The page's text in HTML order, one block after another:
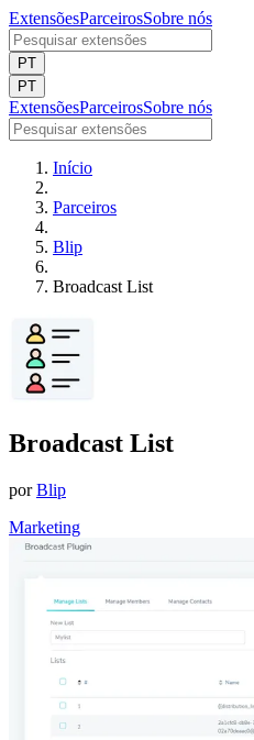
ExtensõesParceirosSobre nós
PT
PT
ExtensõesParceirosSobre nós
Início
Parceiros
Blip
Broadcast List
Broadcast List
porBlip
Marketing